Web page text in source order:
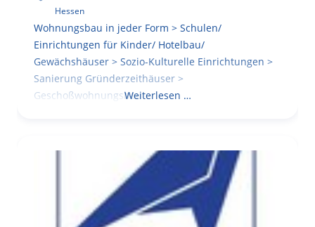
Hessen
Wohnungsbau in jeder Form > Schulen/
Einrichtungen für Kinder/ Hotelbau/
Gewächshäuser > Sozio-Kulturelle Einrichtungen >
Sanierung Gründerzeithäuser >
GeschoßwohnungsbauWeiterlesen …